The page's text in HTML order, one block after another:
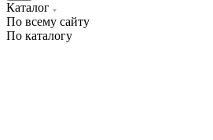
Каталог
По всему сайту
По каталогу